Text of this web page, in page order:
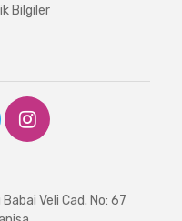
Bilgiler
Veli Cad. No: 67